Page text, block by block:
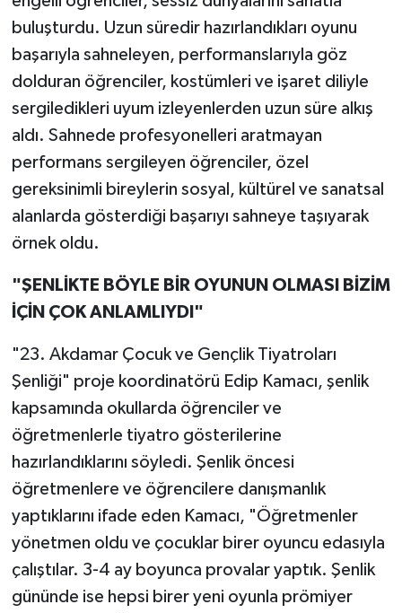
buluşturdu. Uzun süredir hazırlandıkları oyunu
başarıyla sahneleyen, performanslarıyla göz
dolduran öğrenciler, kostümleri ve işaret diliyle
sergiledikleri uyum izleyenlerden uzun süre alkış
aldı. Sahnede profesyonelleri aratmayan
performans sergileyen öğrenciler, özel
gereksinimli bireylerin sosyal, kültürel ve sanatsal
alanlarda gösterdiği başarıyı sahneye taşıyarak
örnek oldu.
"ŞENLİKTE BÖYLE BİR OYUNUN OLMASI BİZİM
İÇİN ÇOK ANLAMLIYDI"
"23. Akdamar Çocuk ve Gençlik Tiyatroları
Şenliği" proje koordinatörü Edip Kamacı, şenlik
kapsamında okullarda öğrenciler ve
öğretmenlerle tiyatro gösterilerine
hazırlandıklarını söyledi. Şenlik öncesi
öğretmenlere ve öğrencilere danışmanlık
yaptıklarını ifade eden Kamacı, "Öğretmenler
yönetmen oldu ve çocuklar birer oyuncu edasıyla
çalıştılar. 3-4 ay boyunca provalar yaptık. Şenlik
gününde ise hepsi birer yeni oyunla prömiyer